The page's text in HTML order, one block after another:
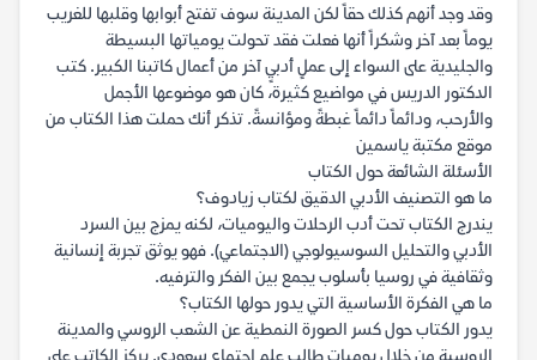
وقد وجد أنهم كذلك حقاً لكن المدينة سوف تفتح أبوابها وقلبها للغريب
يوماً بعد آخر وشكراً أنها فعلت فقد تحولت يومياتها البسيطة
والجليدية على السواء إلى عملٍ أدبيٍ آخر من أعمال كاتبنا الكبير. كتب
الدكتور الدريس في مواضيع كثيرة، كان هو موضوعها الأجمل
والأرحب، ودائماً دائماً غبطةً ومؤانسةً. تذكر أنك حملت هذا الكتاب من
موقع مكتبة ياسمين
الأسئلة الشائعة حول الكتاب
ما هو التصنيف الأدبي الدقيق لكتاب زيادوف؟
يندرج الكتاب تحت أدب الرحلات واليوميات، لكنه يمزج بين السرد
الأدبي والتحليل السوسيولوجي (الاجتماعي). فهو يوثق تجربة إنسانية
وثقافية في روسيا بأسلوب يجمع بين الفكر والترفيه.
ما هي الفكرة الأساسية التي يدور حولها الكتاب؟
يدور الكتاب حول كسر الصورة النمطية عن الشعب الروسي والمدينة